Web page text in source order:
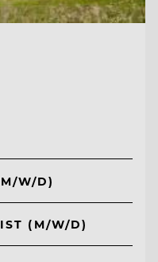
W/D)
(M/W/D)